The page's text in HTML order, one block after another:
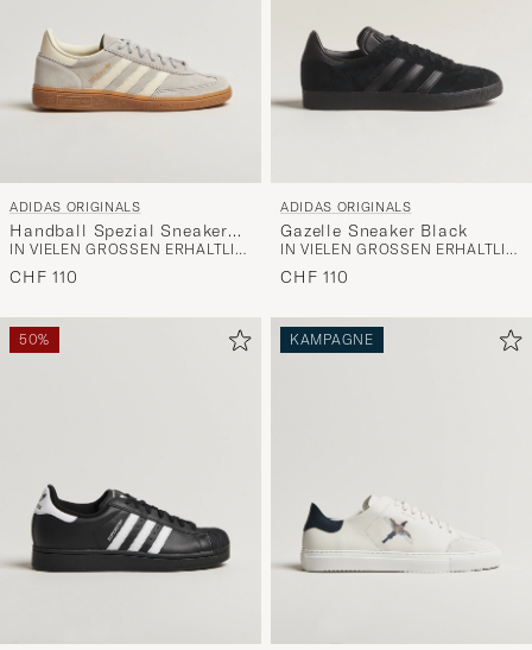
ADIDAS ORIGINALS
Handball Spezial Sneaker
Grey/White
IN VIELEN GRÖSSEN ERHÄLTLICH
CHF 110
ADIDAS ORIGINALS
Gazelle Sneaker Black
IN VIELEN GRÖSSEN ERHÄLTLICH
CHF 110
50% KAMPAGNE